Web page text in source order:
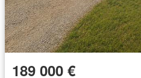
189 000 €